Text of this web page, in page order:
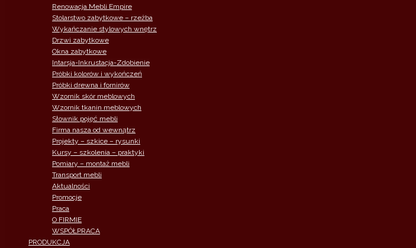
Renowacja Mebli Empire
Stolarstwo zabytkowe – rzeżba
Wykańczanie stylowych wnętrz
Drzwi zabytkowe
Okna zabytkowe
Intarsja-Inkrustacja-Zdobienie
Próbki kolorów i wykończeń
Próbki drewna i fornirów
Wzornik skór meblowych
Wzornik tkanin meblowych
Słownik pojęć mebli
Firma nasza od wewnątrz
Projekty – szkice – rysunki
Kursy – szkolenia – praktyki
Pomiary – montaż mebli
Transport mebli
Aktualności
Promocje
Praca
O FIRMIE
WSPÓŁPRACA
PRODUKCJA